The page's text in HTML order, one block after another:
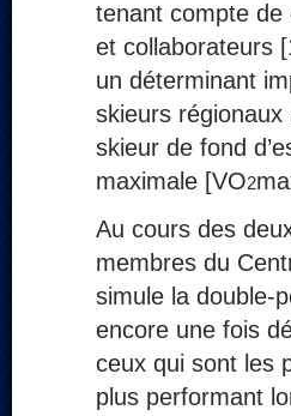
tenant compte de
et collaborateurs
un déterminant
skieurs
skieur de fond
maximale [VO2
Au cours des
membres du
simule la double-
encore une fois
ceux qui sont les
plus performant